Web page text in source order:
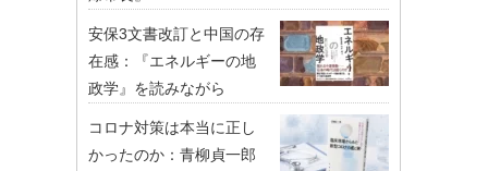
安保3文書改訂と中国の存
在感：『エネルギーの地
政学』を読みながら
コロナ対策は本当に正し
かったのか：青柳貞一郎